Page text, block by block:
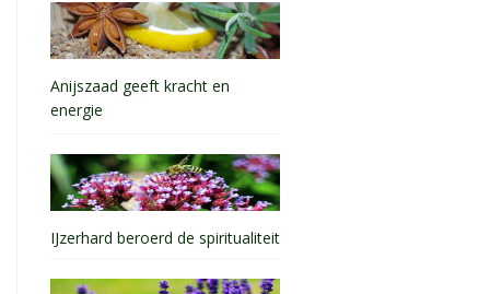
Anijszaad geeft kracht en
energie
IJzerhard beroerd de spiritualiteit